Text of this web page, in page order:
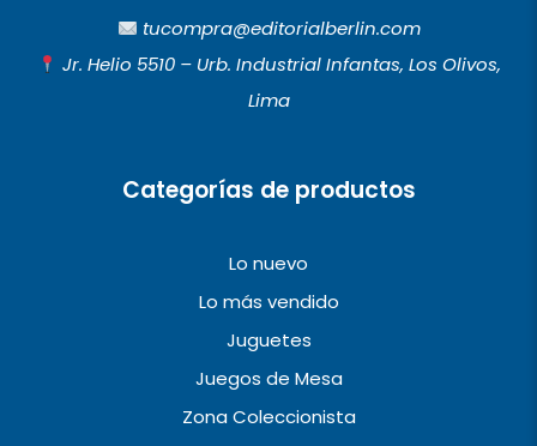
b
o
o
a
g
r
a
u
b
e
tucompra@editorialberlin.com
Jr. Helio 5510 – Urb. Industrial Infantas, Los Olivos,
Lima
Categorías de productos
Lo nuevo
Lo más vendido
Juguetes
Juegos de Mesa
Zona Coleccionista